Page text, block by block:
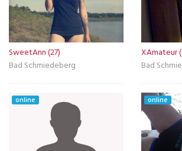
SweetAnn (27)
Bad Schmiedeberg
XAmateur
Bad
online online